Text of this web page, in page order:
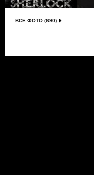
ВСЕ ФОТО (690)